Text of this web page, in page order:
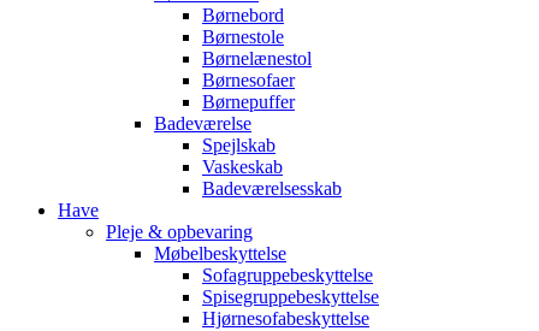
Børnebord
Børnestole
Børnelænestol
Børnesofaer
Børnepuffer
Badeværelse
Spejlskab
Vaskeskab
Badeværelsesskab
Have
Pleje & opbevaring
Møbelbeskyttelse
Sofagruppebeskyttelse
Spisegruppebeskyttelse
Hjørnesofabeskyttelse